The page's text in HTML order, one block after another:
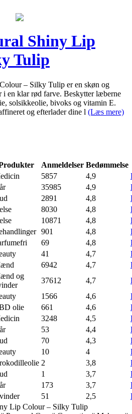
Shiny Lip
Tulip
– Silky Tulip er en skøn og
en klar rød farve. Beskytter læberne
solsikkeolie, bivoks og vitamin E.
og efterlader dine l (Læs mere)
Anmeldelser Bedømmelse
5857 4,9
35985 4,9
2891 4,8
8030 4,8
10871 4,8
901 4,8
69 4,8
41 4,7
6942 4,7
og
37612 4,7
1566 4,6
olie 661 4,6
3248 4,5
53 4,4
70 4,3
10 4
2 3,8
1 3,7
173 3,7
51 2,5
Lip Colour – Silky Tulip